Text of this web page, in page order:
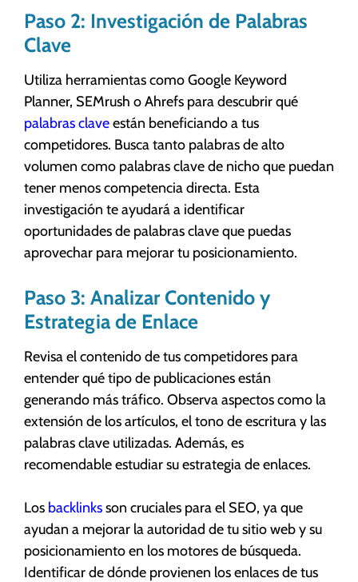
Paso 2: Investigación de Palabras
Clave
Utiliza herramientas como Google Keyword
Planner, SEMrush o Ahrefs para descubrir qué
palabras claveestán beneficiando a tus
competidores. Busca tanto palabras de alto
volumen como palabras clave de nicho que puedan
tener menos competencia directa. Esta
investigación te ayudará a identificar
oportunidades de palabras clave que puedas
aprovechar para mejorar tu posicionamiento.
Paso 3: Analizar Contenido y
Estrategia de Enlace
Revisa el contenido de tus competidores para
entender qué tipo de publicaciones están
generando más tráfico. Observa aspectos como la
extensión de los artículos, el tono de escritura y las
palabras clave utilizadas. Además, es
recomendable estudiar su estrategia de enlaces.
Los backlinksson cruciales para el SEO, ya que
ayudan a mejorar la autoridad de tu sitio web y su
posicionamiento en los motores de búsqueda.
Identificar de dónde provienen los enlaces de tus